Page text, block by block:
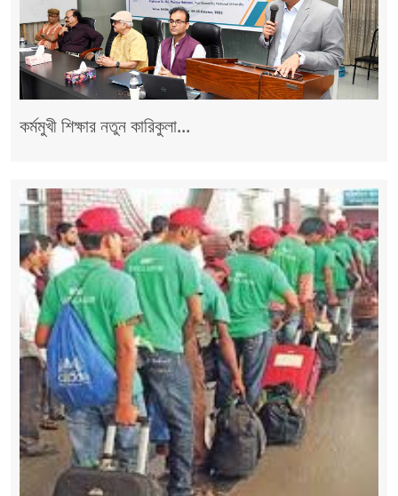
কর্মমুখী শিক্ষার নতুন কারিকুলা...